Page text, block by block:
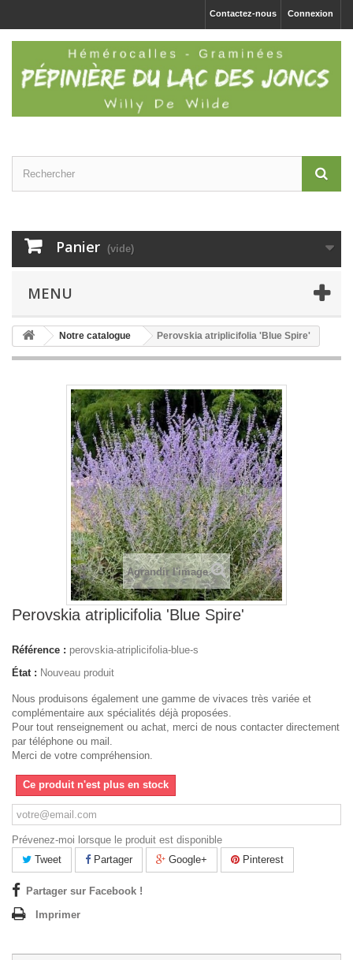
Connexion
Contactez-nous
Panier (vide)
MENU
Notre catalogue Perovskia atriplicifolia 'Blue Spire'
Agrandir l'image
Perovskia atriplicifolia 'Blue Spire'
Référence : perovskia-atriplicifolia-blue-s
État : Nouveau produit
Nous produisons également une gamme de vivaces très variée et
complémentaire aux spécialités déjà proposées.
Pour tout renseignement ou achat, merci de nous contacter directement
par téléphone ou mail.
Merci de votre compréhension.
Ce produit n'est plus en stock
Prévenez-moi lorsque le produit est disponible
Tweet
Partager Google+ Pinterest
Partager sur Facebook !
Imprimer